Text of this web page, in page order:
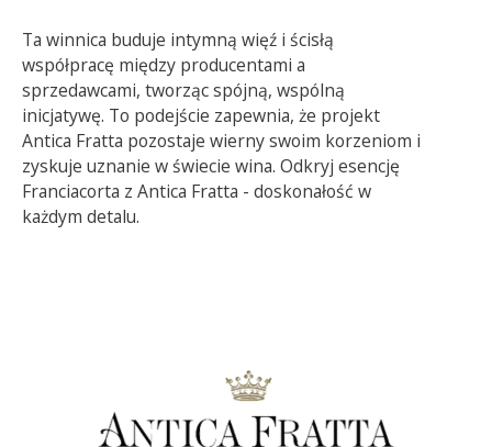
Ta winnica buduje intymną więź i ścisłą
współpracę między producentami a
sprzedawcami, tworząc spójną, wspólną
inicjatywę. To podejście zapewnia, że projekt
Antica Fratta pozostaje wierny swoim korzeniom i
zyskuje uznanie w świecie wina. Odkryj esencję
Franciacorta z Antica Fratta - doskonałość w
każdym detalu.